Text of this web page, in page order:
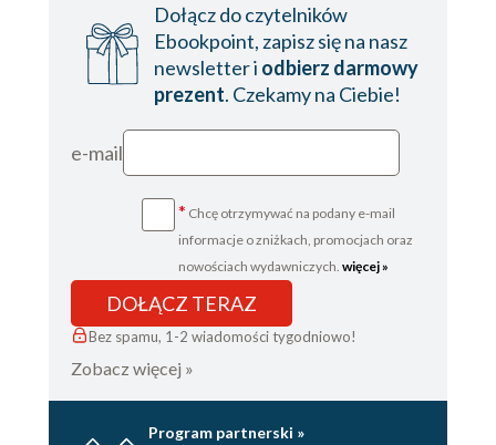
Dołącz do czytelników
Ebookpoint, zapisz się na nasz
newsletter i odbierz darmowy
prezent. Czekamy na Ciebie!
e-mail
* Chcę otrzymywać na podany e-mail
informacje o zniżkach, promocjach oraz
nowościach wydawniczych. więcej »
DOŁĄCZ TERAZ
Bez spamu, 1-2 wiadomości tygodniowo!
Zobacz więcej »
Program partnerski »